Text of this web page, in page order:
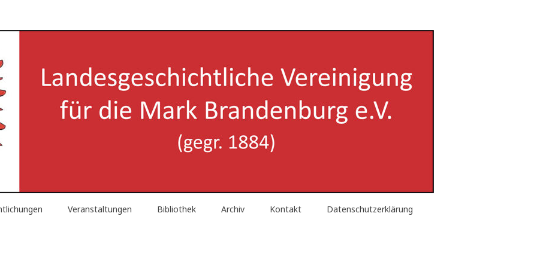
für die Mark Brandenburg e.V.
Veranstaltungen Bibliothek Archiv Kontakt Datenschutzerklärung